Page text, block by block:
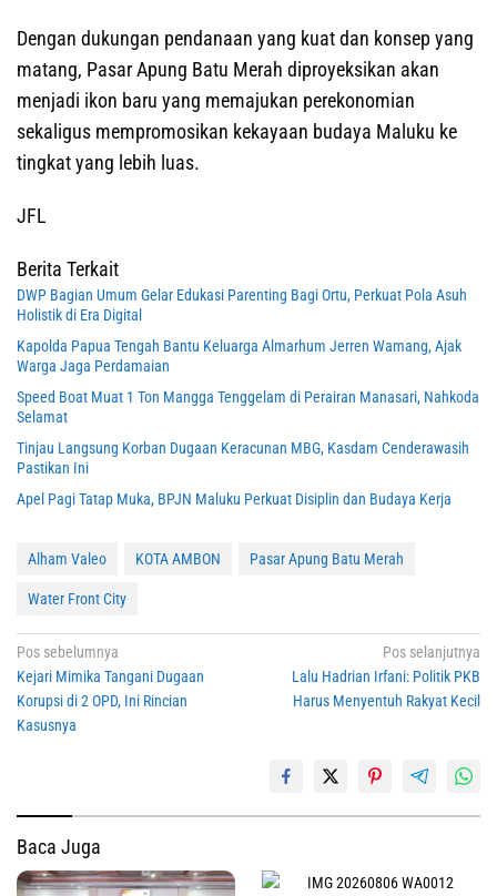
Dengan dukungan pendanaan yang kuat dan konsep yang
matang, Pasar Apung Batu Merah diproyeksikan akan
menjadi ikon baru yang memajukan perekonomian
sekaligus mempromosikan kekayaan budaya Maluku ke
tingkat yang lebih luas.
JFL
Berita Terkait
DWP Bagian Umum Gelar Edukasi Parenting Bagi Ortu, Perkuat Pola Asuh
Holistik di Era Digital
Kapolda Papua Tengah Bantu Keluarga Almarhum Jerren Wamang, Ajak
Warga Jaga Perdamaian
Speed Boat Muat 1 Ton Mangga Tenggelam di Perairan Manasari, Nahkoda
Selamat
Tinjau Langsung Korban Dugaan Keracunan MBG, Kasdam Cenderawasih
Pastikan Ini
Apel Pagi Tatap Muka, BPJN Maluku Perkuat Disiplin dan Budaya Kerja
Alham Valeo KOTA AMBON Pasar Apung Batu Merah
Water Front City
Navigasi
pos
Pos sebelumnya
Kejari Mimika Tangani Dugaan
Korupsi di 2 OPD, Ini Rincian
Kasusnya
Pos selanjutnya
Lalu Hadrian Irfani: Politik PKB
Harus Menyentuh Rakyat Kecil
Baca Juga